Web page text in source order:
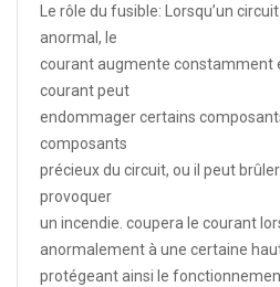
Le rôle du fusible: Lorsqu’un
anormal, le
courant augmente constamment
courant peut
endommager certains
composants
précieux du circuit, ou il peut
provoquer
un incendie. coupera le courant
anormalement à une certaine
protégeant ainsi le